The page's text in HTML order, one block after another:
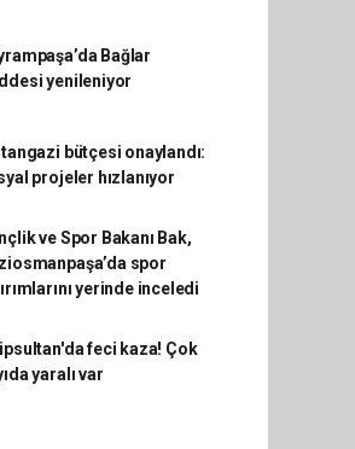
Bağlar
yenileniyor
bütçesi onaylandı:
projeler hızlanıyor
ve Spor Bakanı Bak,
spor
yerinde inceledi
feci kaza! Çok
yaralı var